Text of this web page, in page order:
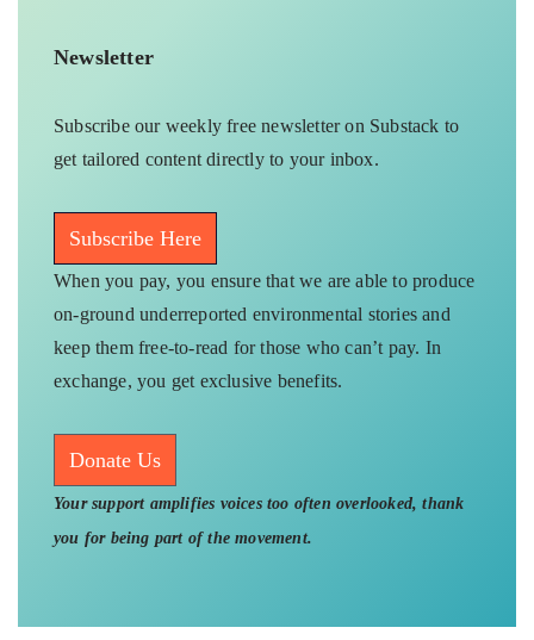
Newsletter
Subscribe our weekly free newsletter on Substack to
get tailored content directly to your inbox.
Subscribe Here
When you pay, you ensure that we are able to produce
on-ground underreported environmental stories and
keep them free-to-read for those who can’t pay. In
exchange, you get exclusive benefits.
Donate Us
Your support amplifies voices too often overlooked, thank
you for being part of the movement.